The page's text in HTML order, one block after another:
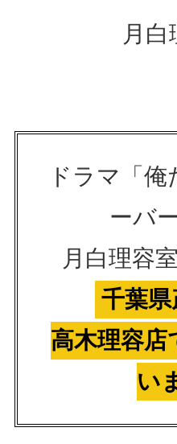
月白
ドラマ「
ーバ
月白理容
千葉
高木理容店
い